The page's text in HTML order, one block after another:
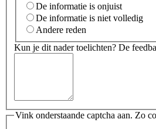
De informatie is onjuist
De informatie is niet volledig
Andere reden
Kun je dit nader toelichten? De
Vink onderstaande captcha aan. Zo